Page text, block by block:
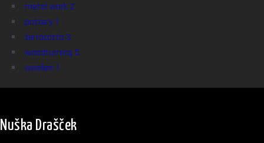
metal work 2
pottery1
terracotta 3
woodturning 5
woollen 1
Nuška Drašček